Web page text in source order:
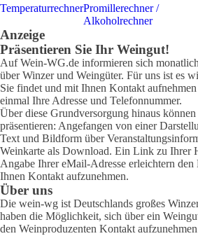
TemperaturrechnerPromillerechner /
Alkoholrechner
Anzeige
Präsentieren Sie Ihr Weingut!
Auf Wein-WG.de informieren sich
über Winzer und Weingüter. Für uns ist es
Sie findet und mit Ihnen Kontakt
einmal Ihre Adresse und Telefonnummer.
Über diese Grundversorgung hinaus
präsentieren: Angefangen von einer
Text und Bildform über
Weinkarte als Download. Ein Link zu Ihrer
Angabe Ihrer eMail-Adresse erleichtern
Ihnen Kontakt aufzunehmen.
Über uns
Die wein-wg ist Deutschlands großes
haben die Möglichkeit, sich über ein
den Weinproduzenten Kontakt